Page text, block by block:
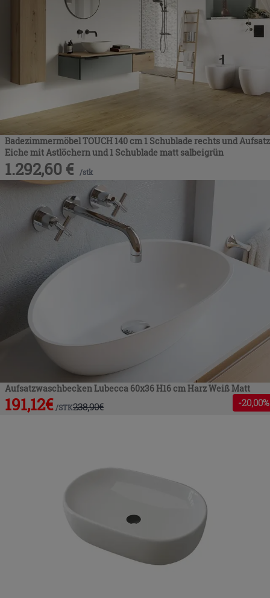
Badezimmermöbel TOUCH 140 cm 1 Schublade rechts und Aufsatz
Eiche mit Astlöchern und 1 Schublade matt salbeigrün
1.292,60 € /stk
Aufsatzwaschbecken Lubecca 60x36 H16 cm Harz Weiß Matt
191,12€ /STK238,90€ -20,00%